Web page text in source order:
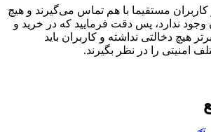
مستقیما با هم تماس می‌گیرند و هیچ
ندارد، پس دقت فرمایید که در خرید و
هیچ دخالتی نداشته و کاربران باید
امنیتی را در نظر بگیرند.